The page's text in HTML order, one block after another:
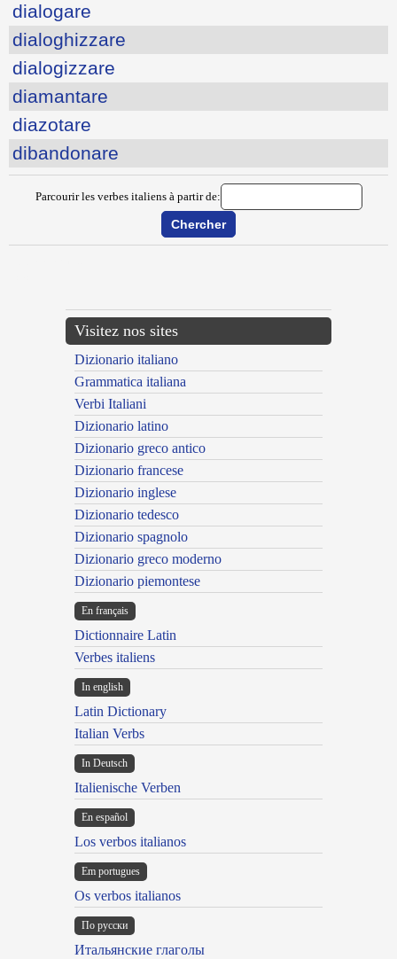
dialogare
dialoghizzare
dialogizzare
diamantare
diazotare
dibandonare
Parcourir les verbes italiens à partir de:
Visitez nos sites
Dizionario italiano
Grammatica italiana
Verbi Italiani
Dizionario latino
Dizionario greco antico
Dizionario francese
Dizionario inglese
Dizionario tedesco
Dizionario spagnolo
Dizionario greco moderno
Dizionario piemontese
En français
Dictionnaire Latin
Verbes italiens
In english
Latin Dictionary
Italian Verbs
In Deutsch
Italienische Verben
En español
Los verbos italianos
Em portugues
Os verbos italianos
По русски
Итальянские глаголы